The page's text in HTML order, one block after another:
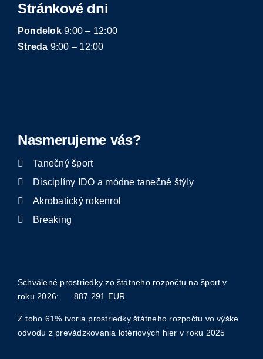
Stránkové dni
Pondelok9:00 – 12:00
Streda 9:00 – 12:00
Nasmerujeme vás?
Tanečný šport
Disciplíny IDO a módne tanečné štýly
Akrobatický rokenrol
Breaking
Schválené prostriedky zo štátneho rozpočtu na šport v
roku 2026: 887 291 EUR
Z toho 61% tvoria prostriedky štátneho rozpočtu vo výške
odvodu z prevádzkovania lotériových hier v roku 2025